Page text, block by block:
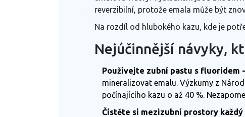
reverzibilní, protože emala může být
Na rozdíl od hlubokého kazu, kde je
Nejúčinnější návyky,
Používejte zubní pastu s fluoridem
mineralizovat emalu. Výzkumy z
počínajícího kazu o až 40 %.
Čistěte si mezizubní prostory každý